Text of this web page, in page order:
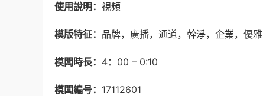
使用說明： 視頻
模版特征： 品牌，廣播，通道，幹淨，企業，優雅
模闆時長： 4：00 – 0:10
模闆編号： 17112601